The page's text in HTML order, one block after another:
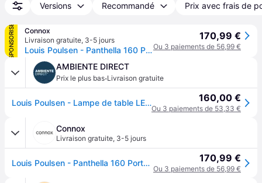
Versions Recommandé Prix avec frais de
SPONSORISÉ
Connox
Livraison gratuite, 3-5 jours
Louis Poulsen - Panthella 160 Portable V3 Lampe de table LED à batterie, orange opaque - Orange
170,99 €
Ou 3 paiements de 56,99 €
AMBIENTE DIRECT
Prix le plus bas·Livraison gratuite
Louis Poulsen - Lampe de table LED Panthella 160 Portable V3 avec batterie - opak orange/HxØ 23,8x16cm/LED 2,5W/2700K/dimmbar 0-10-33-100%/ USB-C Kabe 160,00 €
Ou 3 paiements de 53,33 €
Connox
Livraison gratuite, 3-5 jours
Louis Poulsen - Panthella 160 Portable V3 Lampe de table LED à batterie, orange opaque - Orange 170,99 €
Ou 3 paiements de 56,99 €